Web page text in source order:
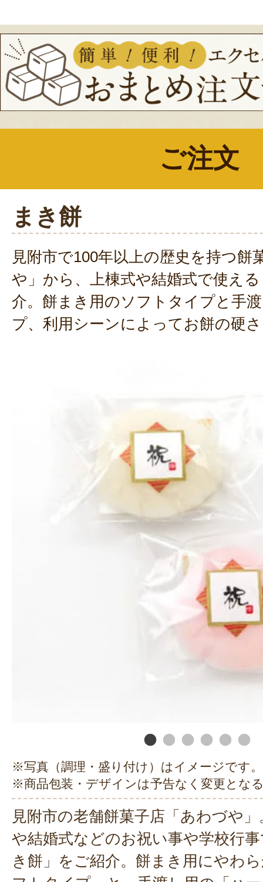
ご注文
まき餅
見附市で100年以上の歴史を持つ餅
や」から、上棟式や結婚式で使え
介。餅まき用のソフトタイプと手
プ、利用シーンによってお餅の硬
※写真（調理・盛り付け）はイメージです。
※商品包装・デザインは予告なく変更とな
見附市の老舗餅菓子店「あわづや
や結婚式などのお祝い事や学校行
き餅」をご紹介。餅まき用にやわ